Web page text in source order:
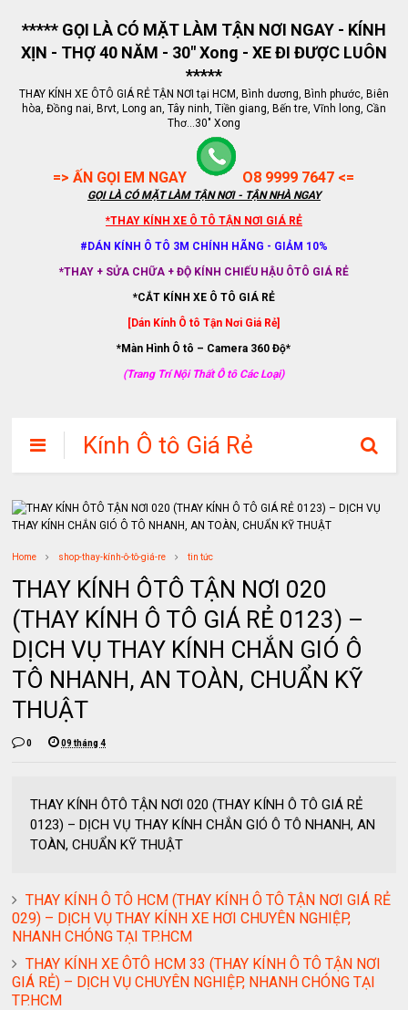
***** GỌI LÀ CÓ MẶT LÀM TẬN NƠI NGAY - KÍNH
XỊN - THỢ 40 NĂM - 30" Xong - XE ĐI ĐƯỢC LUÔN
*****
THAY KÍNH XE ÔTÔ GIÁ RẺ TẬN NƠI tại HCM, Bình dương, Bình phước, Biên
hòa, Đồng nai, Brvt, Long an, Tây ninh, Tiền giang, Bến tre, Vĩnh long, Cần
Thơ...30" Xong
=> ẤN GỌI EM NGAY O8 9999 7647 <=
GỌI LÀ CÓ MẶT LÀM TẬN NƠI - TẬN NHÀ NGAY
*THAY KÍNH XE Ô TÔ TẬN NƠI GIÁ RẺ
#DÁN KÍNH Ô TÔ 3M CHÍNH HÃNG - GIẢM 10%
*THAY + SỬA CHỮA + ĐỘ KÍNH CHIẾU HẬU ÔTÔ GIÁ RẺ
*CẮT KÍNH XE Ô TÔ GIÁ RẺ
[Dán Kính Ô tô Tận Nơi Giá Rẻ]
*Màn Hình Ô tô – Camera 360 Độ*
(Trang Trí Nội Thất Ô tô Các Loại)
Kính Ô tô Giá Rẻ
Home shop-thay-kính-ô-tô-giá-re tin tức
THAY KÍNH ÔTÔ TẬN NƠI 020
(THAY KÍNH Ô TÔ GIÁ RẺ 0123) –
DỊCH VỤ THAY KÍNH CHẮN GIÓ Ô
TÔ NHANH, AN TOÀN, CHUẨN KỸ
THUẬT
0 09 tháng 4
THAY KÍNH ÔTÔ TẬN NƠI 020 (THAY KÍNH Ô TÔ GIÁ RẺ
0123) – DỊCH VỤ THAY KÍNH CHẮN GIÓ Ô TÔ NHANH, AN
TOÀN, CHUẨN KỸ THUẬT
THAY KÍNH Ô TÔ HCM (THAY KÍNH Ô TÔ TẬN NƠI GIÁ RẺ
029) – DỊCH VỤ THAY KÍNH XE HƠI CHUYÊN NGHIỆP,
NHANH CHÓNG TẠI TP.HCM
THAY KÍNH XE ÔTÔ HCM 33 (THAY KÍNH Ô TÔ TẬN NƠI
GIÁ RẺ) – DỊCH VỤ CHUYÊN NGHIỆP, NHANH CHÓNG TẠI
TP.HCM